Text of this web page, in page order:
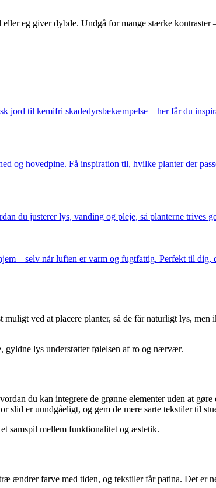
eg giver dybde. Undgå for mange stærke kontraster
jord til kemifri skadedyrsbekæmpelse – her får du
og hovedpine. Få inspiration til, hvilke planter der
du justerer lys, vanding og pleje, så planterne trives
– selv når luften er varm og fugtfattig. Perfekt til dig,
ved at placere planter, så de får naturligt lys, men
gyldne lys understøtter følelsen af ro og nærvær.
du kan integrere de grønne elementer uden at
slid er uundgåeligt, og gem de mere sarte tekstiler til
samspil mellem funktionalitet og æstetik.
ændrer farve med tiden, og tekstiler får patina. Det er